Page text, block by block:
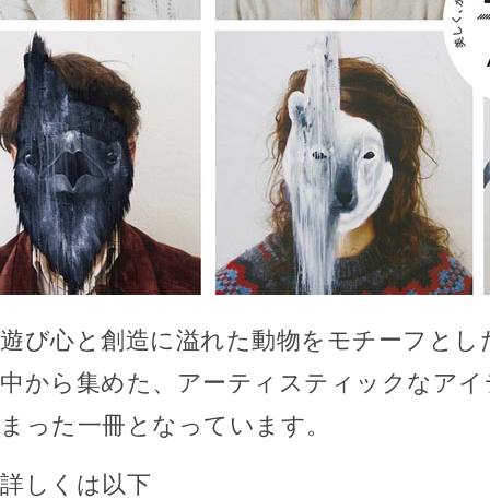
遊び心と創造に溢れた動物をモチーフと
中から集めた、アーティスティックなア
まった一冊となっています。
詳しくは以下